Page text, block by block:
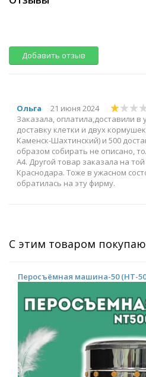
Добавить отзыв
Ольга
21 июня 2024
Заказала, оплатила,доставили в
доставку клетки и двух
Каменск-Шахтинский) и 500
образом собирать не описано,
А4. Другой товар заказала на
Краснодара. Тоже в ужасном
обратилась на эту фирму.
С этим товаром
Перосъёмная машина-50 (НТ-